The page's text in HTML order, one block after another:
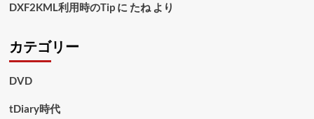
DXF2KML利用時のTipに たねより
カテゴリー
DVD
tDiary時代